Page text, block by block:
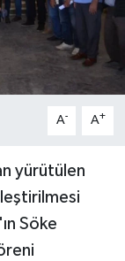
A- A+
yürütülen
Söke